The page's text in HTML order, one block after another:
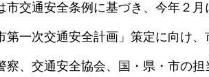
交通安全条例に基づき、今年２
第一次交通安全計画」策定に向け
察、交通安全協会、国・県・市の